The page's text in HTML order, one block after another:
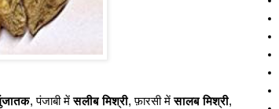
, पंजाबी मेंसलीब मिश्री, फ़ारसी मेंसालब मिश्री,